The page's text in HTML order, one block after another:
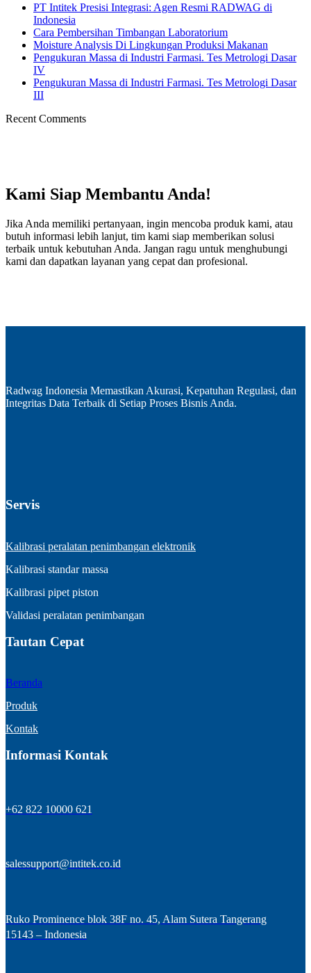
PT Intitek Presisi Integrasi: Agen Resmi RADWAG di
Indonesia
Cara Pembersihan Timbangan Laboratorium
Moisture Analysis Di Lingkungan Produksi Makanan
Pengukuran Massa di Industri Farmasi. Tes Metrologi Dasar
IV
Pengukuran Massa di Industri Farmasi. Tes Metrologi Dasar
III
Recent Comments
Kami Siap Membantu Anda!
Jika Anda memiliki pertanyaan, ingin mencoba produk kami, atau
butuh informasi lebih lanjut, tim kami siap memberikan solusi
terbaik untuk kebutuhan Anda. Jangan ragu untuk menghubungi
kami dan dapatkan layanan yang cepat dan profesional.
Radwag Indonesia Memastikan Akurasi, Kepatuhan Regulasi, dan
Integritas Data Terbaik di Setiap Proses Bisnis Anda.
Servis
Kalibrasi peralatan penimbangan elektronik
Kalibrasi standar massa
Kalibrasi pipet piston
Validasi peralatan penimbangan
Tautan Cepat
Beranda
Produk
Kontak
Informasi Kontak
+62 822 10000 621
salessupport@intitek.co.id
Ruko Prominence blok 38F no. 45, Alam Sutera Tangerang
15143 – Indonesia